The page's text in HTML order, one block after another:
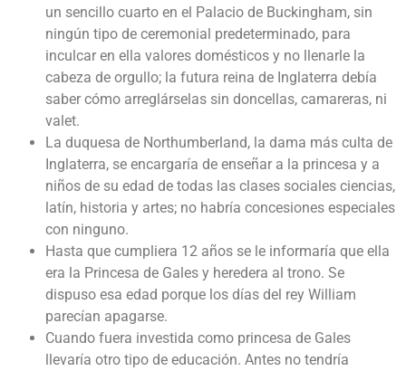
un sencillo cuarto en el Palacio de Buckingham, sin
ningún tipo de ceremonial predeterminado, para
inculcar en ella valores domésticos y no llenarle la
cabeza de orgullo; la futura reina de Inglaterra debía
saber cómo arreglárselas sin doncellas, camareras, ni
valet.
La duquesa de Northumberland, la dama más culta de
Inglaterra, se encargaría de enseñar a la princesa y a
niños de su edad de todas las clases sociales ciencias,
latín, historia y artes; no habría concesiones especiales
con ninguno.
Hasta que cumpliera 12 años se le informaría que ella
era la Princesa de Gales y heredera al trono. Se
dispuso esa edad porque los días del rey William
parecían apagarse.
Cuando fuera investida como princesa de Gales
llevaría otro tipo de educación. Antes no tendría